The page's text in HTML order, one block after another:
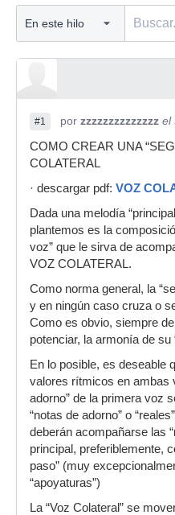
#1 por zzzzzzzzzzzzzz el
COMO CREAR UNA
COLATERAL
· descargar pdf: VOZ
Dada una melodía
plantemos es la
voz” que le sirva de
VOZ COLATERAL.
Como norma general, la
y en ningún caso cruza o
Como es obvio, siempre
potenciar, la armonía de su
En lo posible, es deseable
valores rítmicos en ambas
adorno” de la primera voz
“notas de adorno” o
deberán acompañarse las
principal, preferiblemente,
paso” (muy
“apoyaturas”)
La “Voz Colateral” se